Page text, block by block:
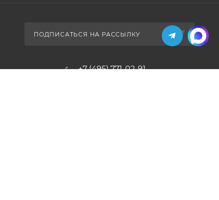
ПОДПИСАТЬСЯ НА РАССЫЛКУ
+7 (495) 771-02-91